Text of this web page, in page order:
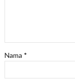
Nama *